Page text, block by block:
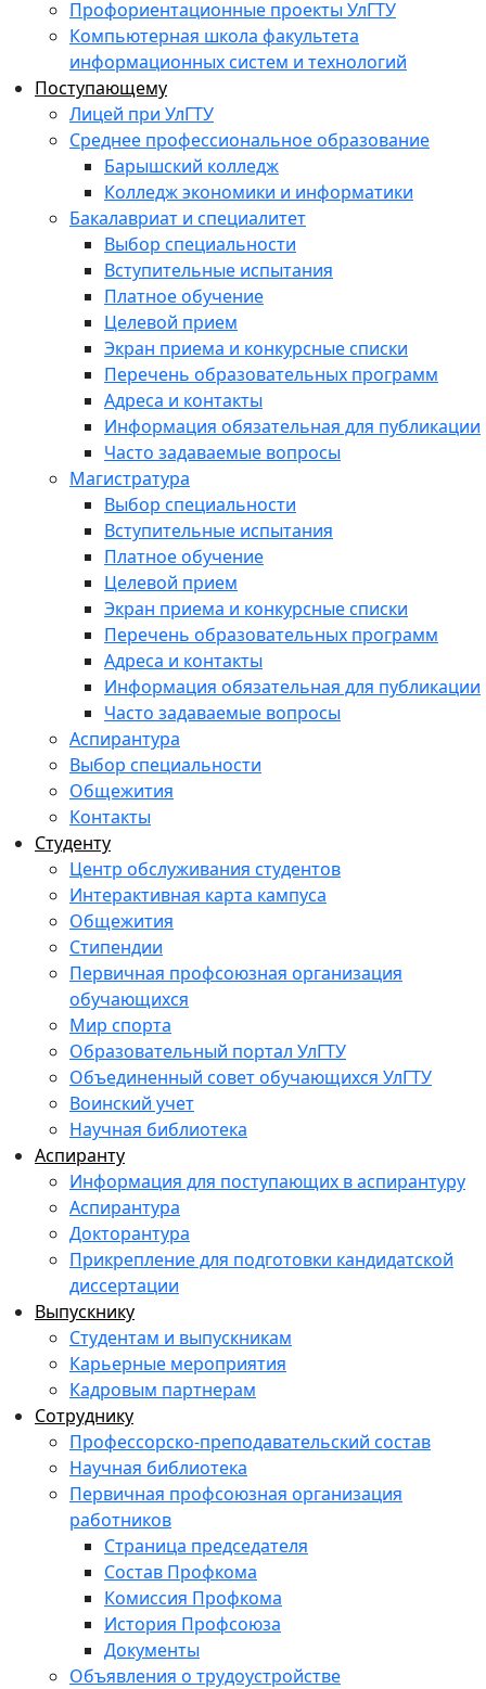
Профориентационные проекты УлГТУ
Компьютерная школа факультета
информационных систем и технологий
Поступающему
Лицей при УлГТУ
Среднее профессиональное образование
Барышский колледж
Колледж экономики и информатики
Бакалавриат и специалитет
Выбор специальности
Вступительные испытания
Платное обучение
Целевой прием
Экран приема и конкурсные списки
Перечень образовательных программ
Адреса и контакты
Информация обязательная для публикации
Часто задаваемые вопросы
Магистратура
Выбор специальности
Вступительные испытания
Платное обучение
Целевой прием
Экран приема и конкурсные списки
Перечень образовательных программ
Адреса и контакты
Информация обязательная для публикации
Часто задаваемые вопросы
Аспирантура
Выбор специальности
Общежития
Контакты
Студенту
Центр обслуживания студентов
Интерактивная карта кампуса
Общежития
Стипендии
Первичная профсоюзная организация
обучающихся
Мир спорта
Образовательный портал УлГТУ
Объединенный совет обучающихся УлГТУ
Воинский учет
Научная библиотека
Аспиранту
Информация для поступающих в аспирантуру
Аспирантура
Докторантура
Прикрепление для подготовки кандидатской
диссертации
Выпускнику
Студентам и выпускникам
Карьерные мероприятия
Кадровым партнерам
Сотруднику
Профессорско-преподавательский состав
Научная библиотека
Первичная профсоюзная организация
работников
Страница председателя
Состав Профкома
Комиссия Профкома
История Профсоюза
Документы
Объявления о трудоустройстве